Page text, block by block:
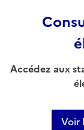
Accédez aux
Voir